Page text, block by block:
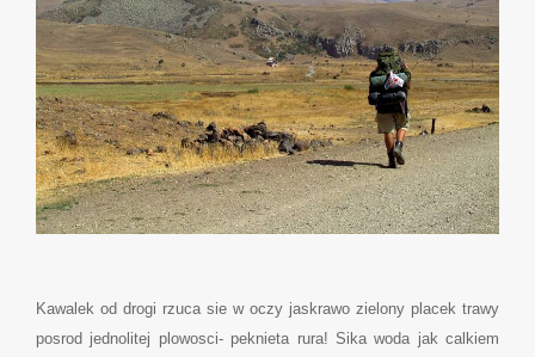
Kawalek od drogi rzuca sie w oczy jaskrawo zielony placek trawy
posrod jednolitej plowosci- peknieta rura! Sika woda jak calkiem